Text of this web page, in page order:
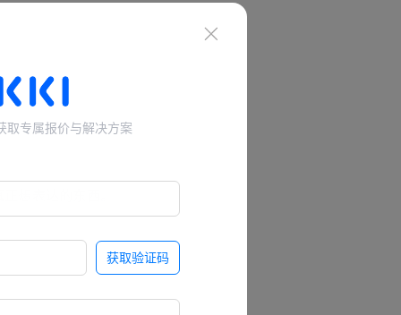
想表达的东西。
取专属报价与解决方案
获取验证码